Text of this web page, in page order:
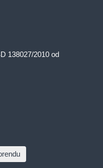
138027/2010 od